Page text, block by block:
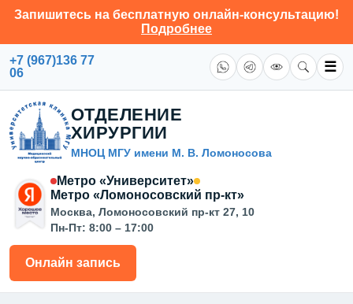
Запишитесь на бесплатную онлайн-консультацию!
Подробнее
+7 (967)136 77
06
☰
ОТДЕЛЕНИЕ
ХИРУРГИИ
МНОЦ МГУ имени М. В. Ломоносова
Метро «Университет»
Метро «Ломоносовский пр-кт»
Москва, Ломоносовский пр-кт 27, 10
Пн-Пт: 8:00 – 17:00
Онлайн запись